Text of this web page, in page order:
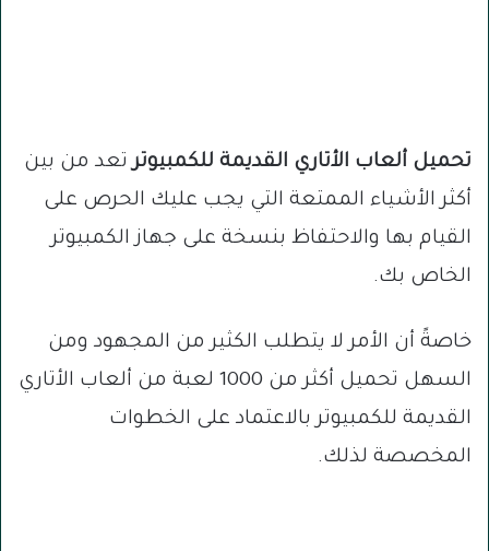
تحميل ألعاب الأتاري القديمة للكمبيوترتعد من بين
أكثر الأشياء الممتعة التي يجب عليك الحرص على
القيام بها والاحتفاظ بنسخة على جهاز الكمبيوتر
الخاص بك.
خاصةً أن الأمر لا يتطلب الكثير من المجهود ومن
السهل تحميل أكثر من 1000 لعبة من ألعاب الأتاري
القديمة للكمبيوتر بالاعتماد على الخطوات
المخصصة لذلك.